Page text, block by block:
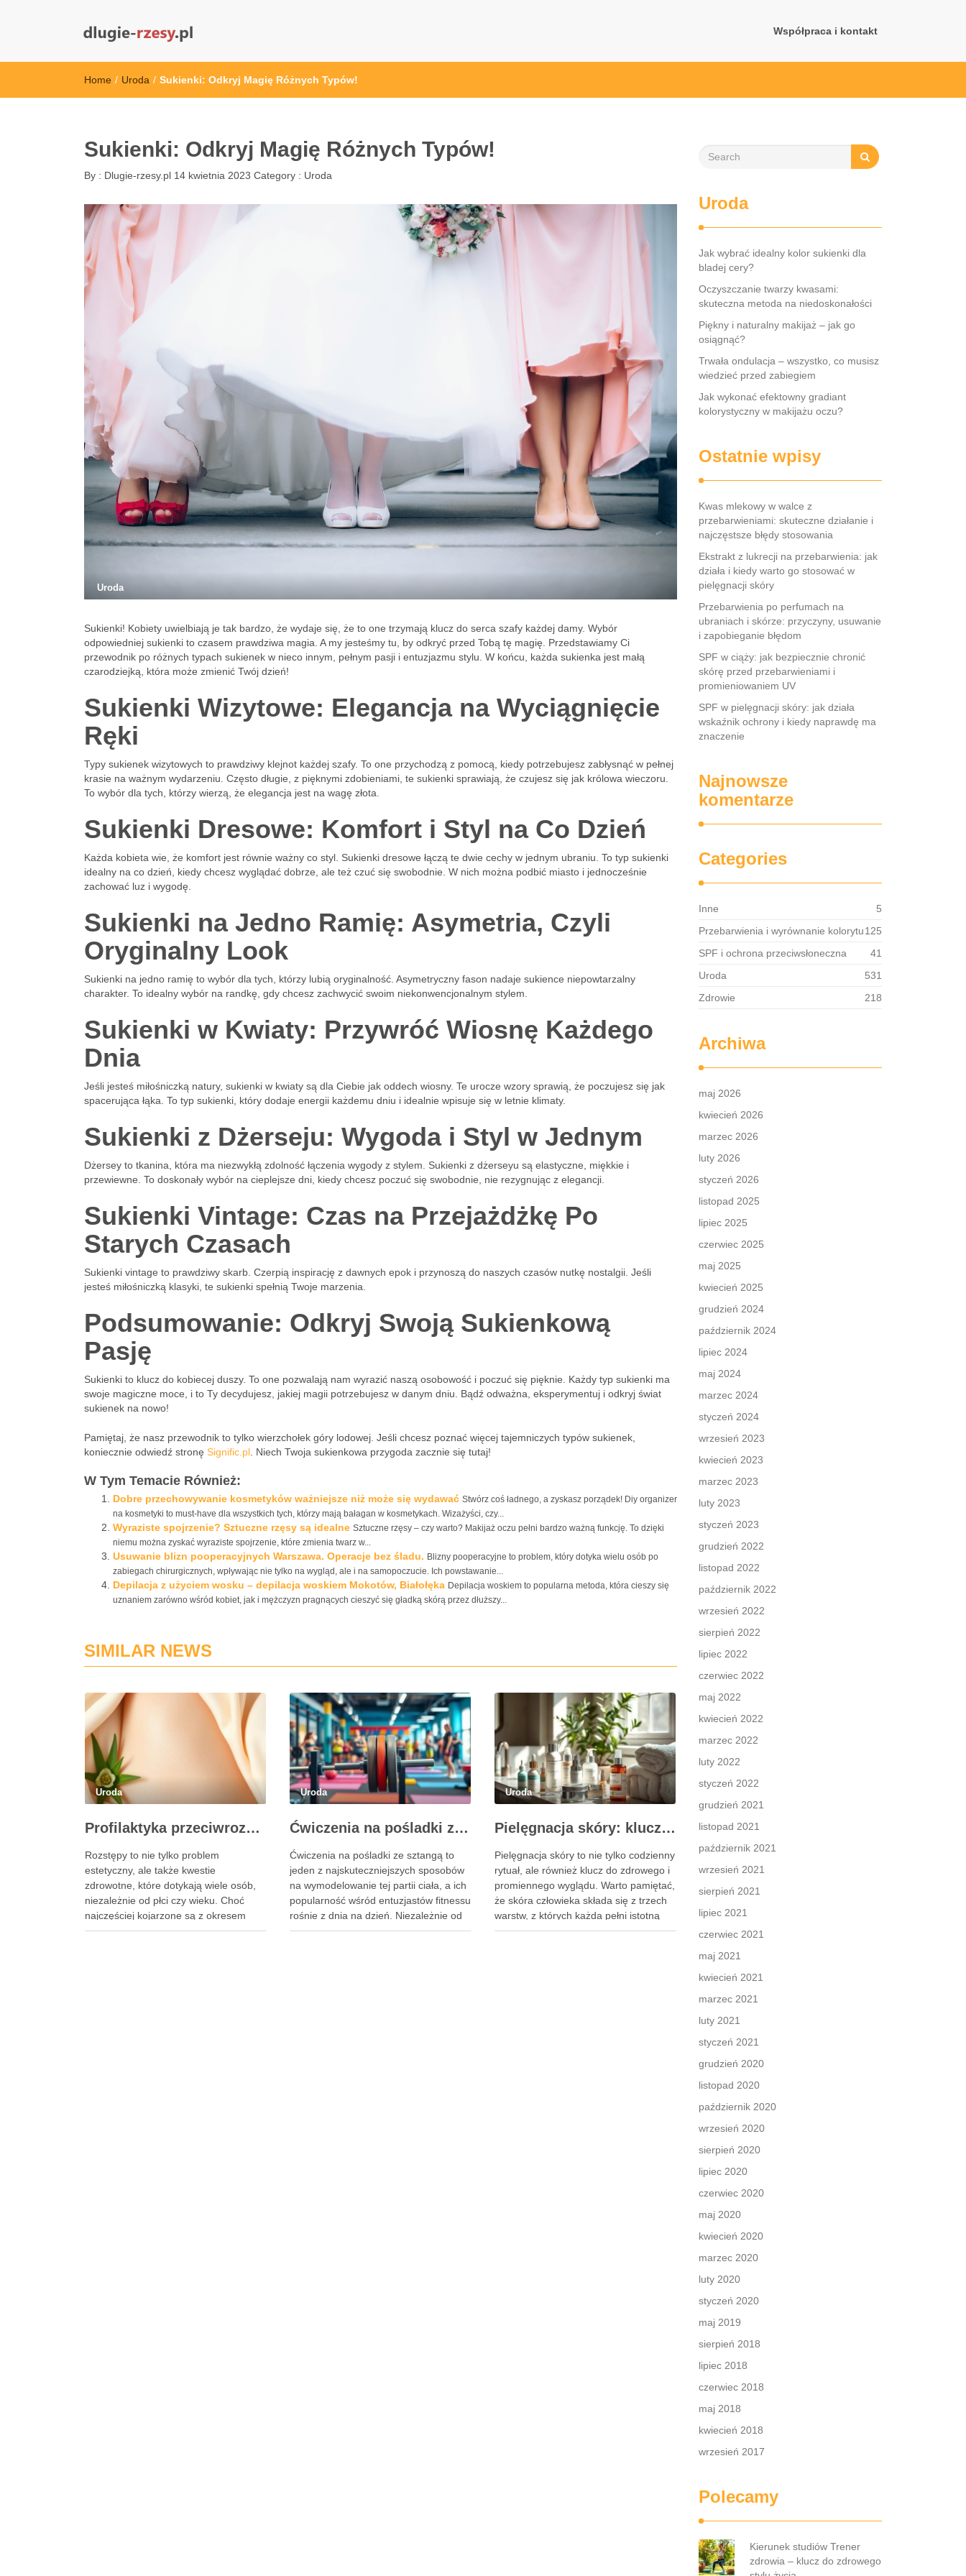
Współpraca i kontakt
Home / Uroda / Sukienki: Odkryj Magię Różnych Typów!
Sukienki: Odkryj Magię Różnych Typów!
By : Dlugie-rzesy.pl 14 kwietnia 2023 Category : Uroda
Uroda
Sukienki! Kobiety uwielbiają je tak bardzo, że wydaje się, że to one trzymają klucz do serca szafy każdej damy. Wybór
odpowiedniej sukienki to czasem prawdziwa magia. A my jesteśmy tu, by odkryć przed Tobą tę magię. Przedstawiamy Ci
przewodnik po różnych typach sukienek w nieco innym, pełnym pasji i entuzjazmu stylu. W końcu, każda sukienka jest małą
czarodziejką, która może zmienić Twój dzień!
Sukienki Wizytowe: Elegancja na Wyciągnięcie
Ręki
Typy sukienek wizytowych to prawdziwy klejnot każdej szafy. To one przychodzą z pomocą, kiedy potrzebujesz zabłysnąć w pełnej
krasie na ważnym wydarzeniu. Często długie, z pięknymi zdobieniami, te sukienki sprawiają, że czujesz się jak królowa wieczoru.
To wybór dla tych, którzy wierzą, że elegancja jest na wagę złota.
Sukienki Dresowe: Komfort i Styl na Co Dzień
Każda kobieta wie, że komfort jest równie ważny co styl. Sukienki dresowe łączą te dwie cechy w jednym ubraniu. To typ sukienki
idealny na co dzień, kiedy chcesz wyglądać dobrze, ale też czuć się swobodnie. W nich można podbić miasto i jednocześnie
zachować luz i wygodę.
Sukienki na Jedno Ramię: Asymetria, Czyli
Oryginalny Look
Sukienki na jedno ramię to wybór dla tych, którzy lubią oryginalność. Asymetryczny fason nadaje sukience niepowtarzalny
charakter. To idealny wybór na randkę, gdy chcesz zachwycić swoim niekonwencjonalnym stylem.
Sukienki w Kwiaty: Przywróć Wiosnę Każdego
Dnia
Jeśli jesteś miłośniczką natury, sukienki w kwiaty są dla Ciebie jak oddech wiosny. Te urocze wzory sprawią, że poczujesz się jak
spacerująca łąka. To typ sukienki, który dodaje energii każdemu dniu i idealnie wpisuje się w letnie klimaty.
Sukienki z Dżerseju: Wygoda i Styl w Jednym
Dżersey to tkanina, która ma niezwykłą zdolność łączenia wygody z stylem. Sukienki z dżerseyu są elastyczne, miękkie i
przewiewne. To doskonały wybór na cieplejsze dni, kiedy chcesz poczuć się swobodnie, nie rezygnując z elegancji.
Sukienki Vintage: Czas na Przejażdżkę Po
Starych Czasach
Sukienki vintage to prawdziwy skarb. Czerpią inspirację z dawnych epok i przynoszą do naszych czasów nutkę nostalgii. Jeśli
jesteś miłośniczką klasyki, te sukienki spełnią Twoje marzenia.
Podsumowanie: Odkryj Swoją Sukienkową
Pasję
Sukienki to klucz do kobiecej duszy. To one pozwalają nam wyrazić naszą osobowość i poczuć się pięknie. Każdy typ sukienki ma
swoje magiczne moce, i to Ty decydujesz, jakiej magii potrzebujesz w danym dniu. Bądź odważna, eksperymentuj i odkryj świat
sukienek na nowo!
Pamiętaj, że nasz przewodnik to tylko wierzchołek góry lodowej. Jeśli chcesz poznać więcej tajemniczych typów sukienek,
koniecznie odwiedź stronę Signific.pl . Niech Twoja sukienkowa przygoda zacznie się tutaj!
W Tym Temacie Również:
Dobre przechowywanie kosmetyków ważniejsze niż może się wydawać Stwórz coś ładnego, a zyskasz porządek! Diy organizer
na kosmetyki to must-have dla wszystkich tych, którzy mają bałagan w kosmetykach. Wizażyści, czy...
Wyraziste spojrzenie? Sztuczne rzęsy są idealne Sztuczne rzęsy – czy warto? Makijaż oczu pełni bardzo ważną funkcję. To dzięki
niemu można zyskać wyraziste spojrzenie, które zmienia twarz w...
Usuwanie blizn pooperacyjnych Warszawa. Operacje bez śladu. Blizny pooperacyjne to problem, który dotyka wielu osób po
zabiegach chirurgicznych, wpływając nie tylko na wygląd, ale i na samopoczucie. Ich powstawanie...
Depilacja z użyciem wosku – depilacja woskiem Mokotów, Białołęka Depilacja woskiem to popularna metoda, która cieszy się
uznaniem zarówno wśród kobiet, jak i mężczyzn pragnących cieszyć się gładką skórą przez dłuższy...
SIMILAR NEWS
Uroda
Profilaktyka przeciwrozstępowa: jak dbać o skórę skutecznie?
Rozstępy to nie tylko problem
estetyczny, ale także kwestie
zdrowotne, które dotykają wiele osób,
niezależnie od płci czy wieku. Choć
najczęściej kojarzone są z okresem
ciąży, ich powstawanie może być
Uroda
Ćwiczenia na pośladki ze sztangą – skuteczne metody i techniki treningowe
Ćwiczenia na pośladki ze sztangą to
jeden z najskuteczniejszych sposobów
na wymodelowanie tej partii ciała, a ich
popularność wśród entuzjastów fitnessu
rośnie z dnia na dzień. Niezależnie od
tego, czy dążysz do zwiększenia siły,
Uroda
Pielęgnacja skóry: kluczowe informacje i skuteczne metody
Pielęgnacja skóry to nie tylko codzienny
rytuał, ale również klucz do zdrowego i
promiennego wyglądu. Warto pamiętać,
że skóra człowieka składa się z trzech
warstw, z których każda pełni istotną
rolę w ochronie organizmu. Naskórek,
Uroda
Jak wybrać idealny kolor sukienki dla
bladej cery?
Oczyszczanie twarzy kwasami:
skuteczna metoda na niedoskonałości
Piękny i naturalny makijaż – jak go
osiągnąć?
Trwała ondulacja – wszystko, co musisz
wiedzieć przed zabiegiem
Jak wykonać efektowny gradiant
kolorystyczny w makijażu oczu?
Ostatnie wpisy
Kwas mlekowy w walce z
przebarwieniami: skuteczne działanie i
najczęstsze błędy stosowania
Ekstrakt z lukrecji na przebarwienia: jak
działa i kiedy warto go stosować w
pielęgnacji skóry
Przebarwienia po perfumach na
ubraniach i skórze: przyczyny, usuwanie
i zapobieganie błędom
SPF w ciąży: jak bezpiecznie chronić
skórę przed przebarwieniami i
promieniowaniem UV
SPF w pielęgnacji skóry: jak działa
wskaźnik ochrony i kiedy naprawdę ma
znaczenie
Najnowsze
komentarze
Categories
Inne
5
Przebarwienia i wyrównanie kolorytu125
SPF i ochrona przeciwsłoneczna
41
Uroda
531
Zdrowie
218
Archiwa
maj 2026
kwiecień 2026
marzec 2026
luty 2026
styczeń 2026
listopad 2025
lipiec 2025
czerwiec 2025
maj 2025
kwiecień 2025
grudzień 2024
październik 2024
lipiec 2024
maj 2024
marzec 2024
styczeń 2024
wrzesień 2023
kwiecień 2023
marzec 2023
luty 2023
styczeń 2023
grudzień 2022
listopad 2022
październik 2022
wrzesień 2022
sierpień 2022
lipiec 2022
czerwiec 2022
maj 2022
kwiecień 2022
marzec 2022
luty 2022
styczeń 2022
grudzień 2021
listopad 2021
październik 2021
wrzesień 2021
sierpień 2021
lipiec 2021
czerwiec 2021
maj 2021
kwiecień 2021
marzec 2021
luty 2021
styczeń 2021
grudzień 2020
listopad 2020
październik 2020
wrzesień 2020
sierpień 2020
lipiec 2020
czerwiec 2020
maj 2020
kwiecień 2020
marzec 2020
luty 2020
styczeń 2020
maj 2019
sierpień 2018
lipiec 2018
czerwiec 2018
maj 2018
kwiecień 2018
wrzesień 2017
Polecamy
Kierunek studiów Trener
zdrowia – klucz do zdrowego